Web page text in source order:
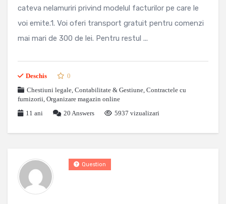
cateva nelamuriri privind modelul facturilor pe care le
voi emite.1. Voi oferi transport gratuit pentru comenzi
mai mari de 300 de lei. Pentru restul ...
Deschis
0
Chestiuni legale, Contabilitate & Gestiune, Contractele cu
furnizorii, Organizare magazin online
11 ani
20 Answers 5937 vizualizari
Question